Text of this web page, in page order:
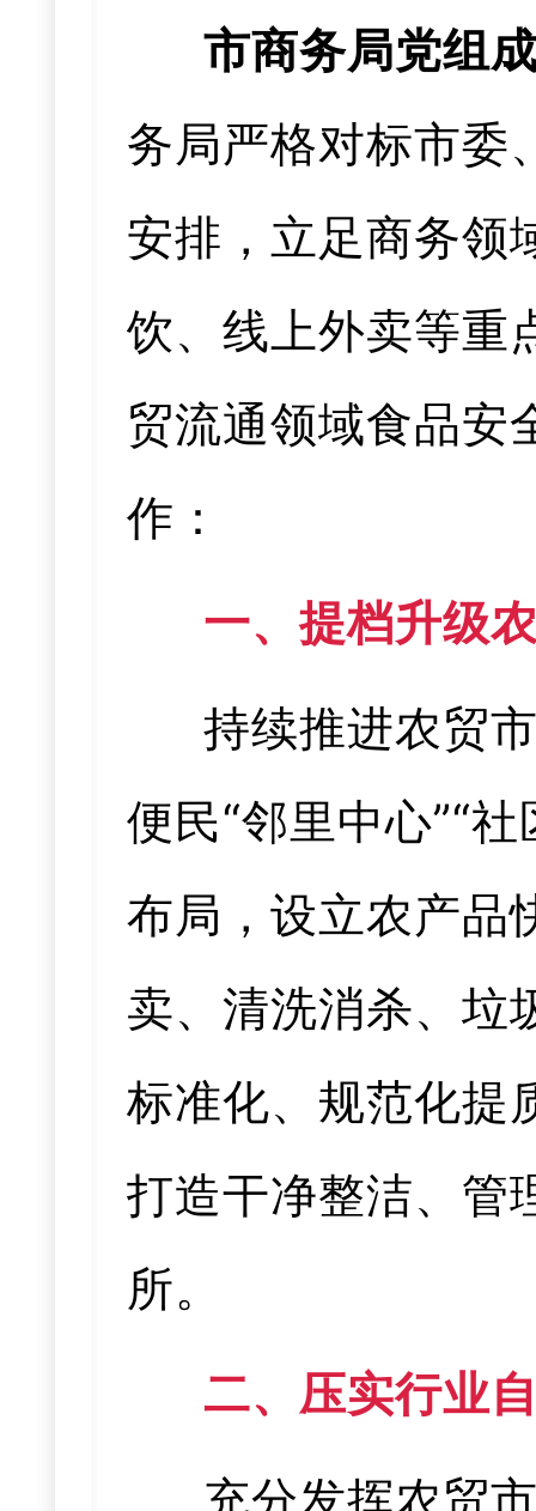
市商务局党组
务局严格对标市委
安排，立足商务领
饮、线上外卖等重
贸流通领域食品安
作：
一、提档升级
持续推进农贸
便民“邻里中心”“
布局，设立农产品
卖、清洗消杀、垃
标准化、规范化提
打造干净整洁、管
所。
二、压实行业
充分发挥农贸